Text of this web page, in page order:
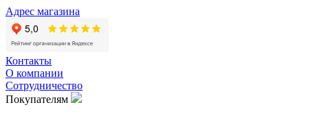
Адрес магазина
Контакты
О компании
Сотрудничество
Покупателям